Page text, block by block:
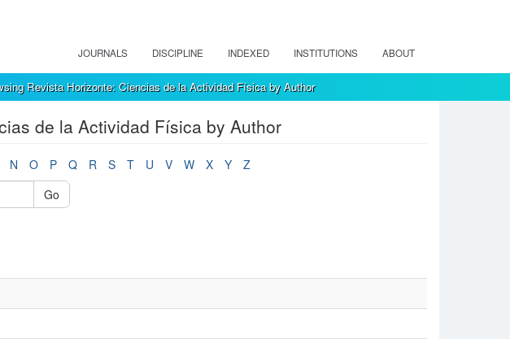
JOURNALS DISCIPLINE INDEXED INSTITUTIONS ABOUT
Revista Horizonte: Ciencias de la Actividad Física by Author
de la Actividad Física by Author
N O P Q R S T U V W X Y
Z
Go